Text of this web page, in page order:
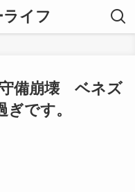
イフ
守備崩壊 ベネズ
です。